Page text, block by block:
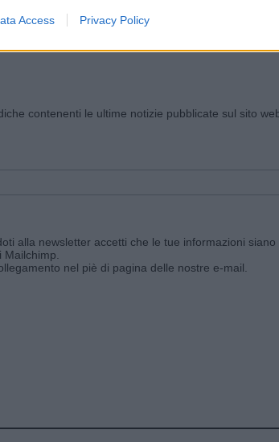
Access Privacy Policy
contenenti le ultime notizie pubblicate sul sito
alla newsletter accetti che le tue informazioni siano
Mailchimp
nel piè di pagina delle nostre e-mail.